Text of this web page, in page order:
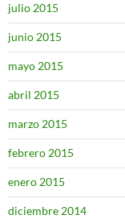
julio 2015
junio 2015
mayo 2015
abril 2015
marzo 2015
febrero 2015
enero 2015
diciembre 2014